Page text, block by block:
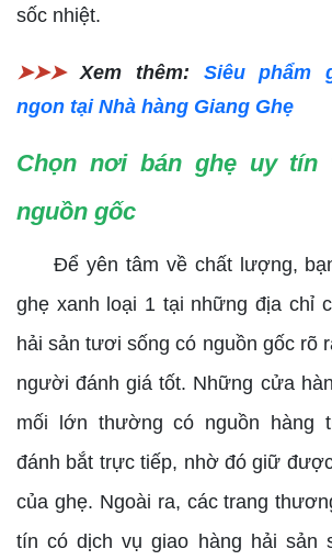
sốc nhiệt.
➤➤➤Xem thêm: Siêu phẩm
ngon tại Nhà hàng Giang Ghẹ
Chọn nơi bán ghẹ uy tín
nguồn gốc
Để yên tâm về chất lượng,
ghẹ xanh loại 1 tại những địa chỉ
hải sản tươi sống có nguồn gốc rõ
người đánh giá tốt. Những cửa
mối lớn thường có nguồn hàng
đánh bắt trực tiếp, nhờ đó giữ
của ghẹ. Ngoài ra, các trang
tín có dịch vụ giao hàng hải sản